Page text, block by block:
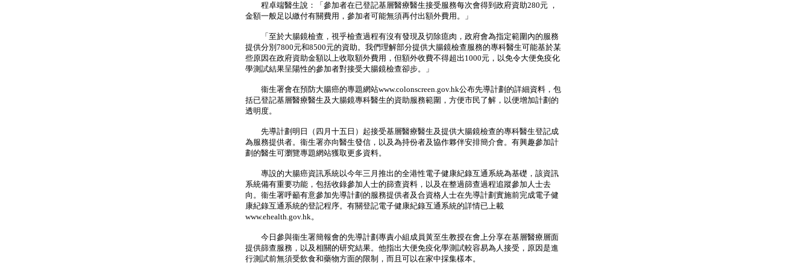
程卓端醫生說：「參加者在已登記基層醫療醫生接受服務每次會得到政府資助280元 ，
金額一般足以繳付有關費用，參加者可能無須再付出額外費用。」
「至於大腸鏡檢查，視乎檢查過程有沒有發現及切除瘜肉，政府會為指定範圍內的服務
提供分別7800元和8500元的資助。我們理解部分提供大腸鏡檢查服務的專科醫生可能基於某
些原因在政府資助金額以上收取額外費用，但額外收費不得超出1000元，以免令大便免疫化
學測試結果呈陽性的參加者對接受大腸鏡檢查卻步。」
衞生署會在預防大腸癌的專題網站www.colonscreen.gov.hk公布先導計劃的詳細資料，包
括已登記基層醫療醫生及大腸鏡專科醫生的資助服務範圍，方便市民了解，以便增加計劃的
透明度。
先導計劃明日（四月十五日）起接受基層醫療醫生及提供大腸鏡檢查的專科醫生登記成
為服務提供者。衞生署亦向醫生發信，以及為持份者及協作夥伴安排簡介會。有興趣參加計
劃的醫生可瀏覽專題網站獲取更多資料。
專設的大腸癌資訊系統以今年三月推出的全港性電子健康紀錄互通系統為基礎，該資訊
系統備有重要功能，包括收錄參加人士的篩查資料，以及在整過篩查過程追蹤參加人士去
向。衞生署呼籲有意參加先導計劃的服務提供者及合資格人士在先導計劃實施前完成電子健
康紀錄互通系統的登記程序。有關登記電子健康紀錄互通系統的詳情已上載
www.ehealth.gov.hk。
今日參與衞生署簡報會的先導計劃專責小組成員黃至生教授在會上分享在基層醫療層面
提供篩查服務，以及相關的研究結果。他指出大便免疫化學測試較容易為人接受，原因是進
行測試前無須受飲食和藥物方面的限制，而且可以在家中採集樣本。